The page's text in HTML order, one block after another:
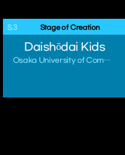
S.3 Stage of Creation
Daishōdai Kids
Osaka University of Commerce